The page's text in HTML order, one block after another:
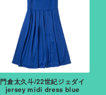
門倉太久斗/22世紀ジェダイ
jersey midi dress blue